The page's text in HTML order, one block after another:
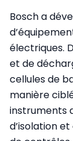
Bosch a
électriques.
et de
cellules de
manière
instruments
d’isolation